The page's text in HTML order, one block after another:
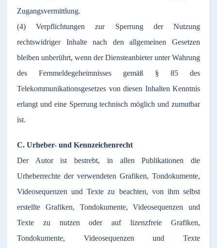
Zugangsvermittlung.
(4) Verpflichtungen zur Sperrung der Nutzung
rechtswidriger Inhalte nach den allgemeinen Gesetzen
bleiben unberührt, wenn der Diensteanbieter unter Wahrung
des Fernmeldegeheimnisses gemäß § 85 des
Telekommunikationsgesetzes von diesen Inhalten Kenntnis
erlangt und eine Sperrung technisch möglich und zumutbar
ist.
C. Urheber- und Kennzeichenrecht
Der Autor ist bestrebt, in allen Publikationen die
Urheberrechte der verwendeten Grafiken, Tondokumente,
Videosequenzen und Texte zu beachten, von ihm selbst
erstellte Grafiken, Tondokumente, Videosequenzen und
Texte zu nutzen oder auf lizenzfreie Grafiken,
Tondokumente, Videosequenzen und Texte